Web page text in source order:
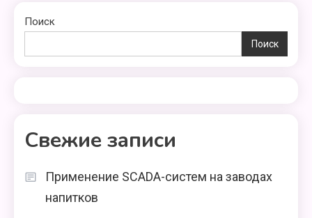
Поиск
Поиск
Свежие записи
Применение SCADA-систем на заводах
напитков